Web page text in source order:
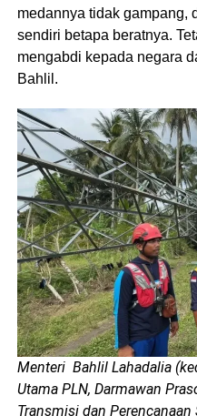
medannya tidak gampang,
sendiri betapa beratnya.
mengabdi kepada negara
Bahlil.
Menteri Bahlil Lahadalia
Utama PLN, Darmawan
Transmisi dan